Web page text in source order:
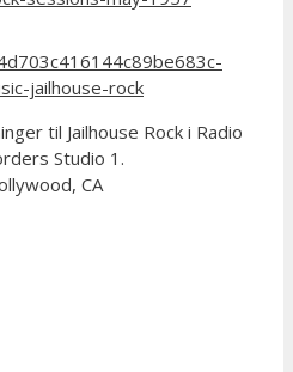
til Jailhouse Rock i Radio
Studio 1.
CA